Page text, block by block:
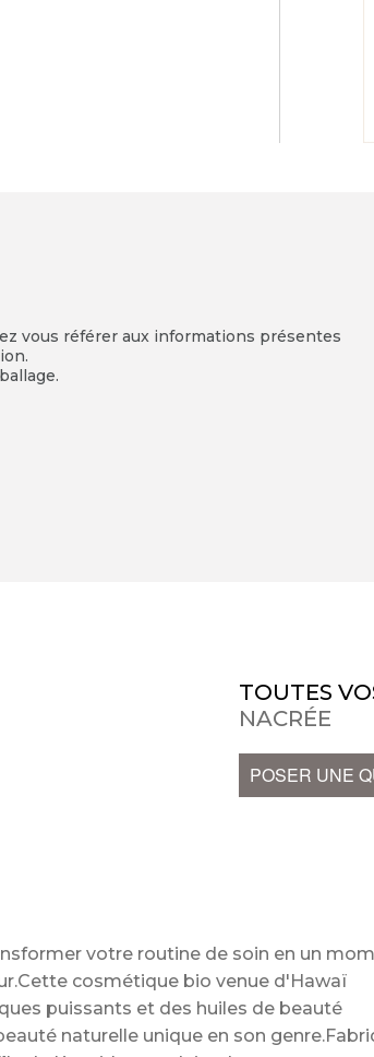
vous référer aux informations présentes
TOUTES
NACRÉE
POSER UNE
votre routine de soin en un
cosmétique bio venue d'Hawaï
puissants et des huiles de beauté
naturelle unique en son